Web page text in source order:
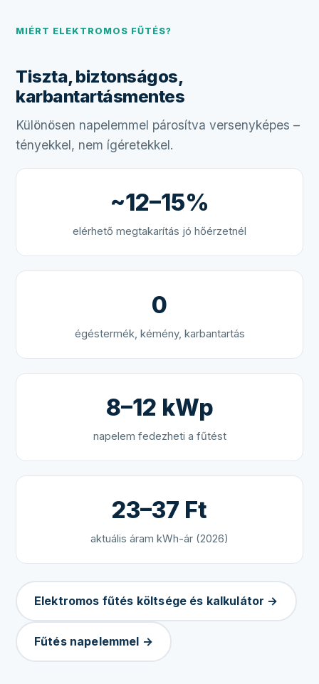
MIÉRT ELEKTROMOS FŰTÉS?
Tiszta, biztonságos,
karbantartásmentes
Különösen napelemmel párosítva versenyképes –
tényekkel, nem ígéretekkel.
~12–15%
elérhető megtakarítás jó hőérzetnél
0
égéstermék, kémény, karbantartás
8–12 kWp
napelem fedezheti a fűtést
23–37 Ft
aktuális áram kWh-ár (2026)
Elektromos fűtés költsége és kalkulátor →
Fűtés napelemmel →